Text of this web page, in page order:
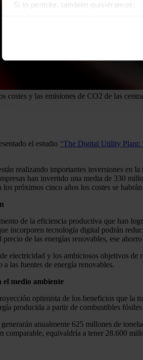
Si lo permite, también quisiéramos:
Las cookies de este sitio web se
y analizar el tráfico. Además,
costes y las emisiones de CO2 de las
el estudio “The Digital Utility Plant:
realizando importantes inversiones en
han invertido una media de 330
próximos cinco años los costes se
de la eficiencia productiva que han
incorporen tecnología digital podrán
de las energías renovables, ese
electricidad y los ambiciosos objetivos
las fuentes de energía renovables.
el medio ambiente
optimista de los beneficios que la
producida a partir de combustibles
anualmente 625 millones de
comparable, equivaldría a tener 28.600